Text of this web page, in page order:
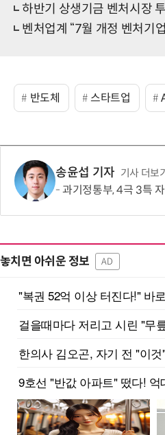
하반기 상생기금 벤처시장 투입
벤처업계 “7월 개정 벤처기업법
반도체 스타트업
송윤섭 기자 기사 더보기
과기정통부, 4극 3특 자율형 R&D 가동…“
놓치면 아쉬운 정보 AD